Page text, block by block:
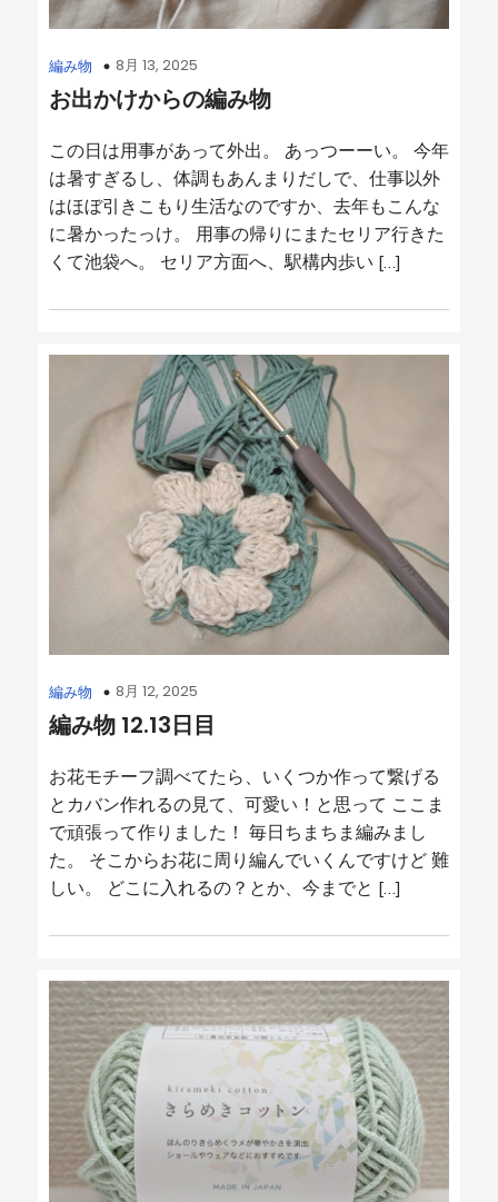
編み物 8月 13, 2025
お出かけからの編み物
この日は用事があって外出。 あっつーーい。 今年
は暑すぎるし、体調もあんまりだしで、仕事以外
はほぼ引きこもり生活なのですか、去年もこんな
に暑かったっけ。 用事の帰りにまたセリア行きた
くて池袋へ。 セリア方面へ、駅構内歩い […]
編み物 8月 12, 2025
編み物 12.13日目
お花モチーフ調べてたら、いくつか作って繋げる
とカバン作れるの見て、可愛い！と思って ここま
で頑張って作りました！ 毎日ちまちま編みまし
た。 そこからお花に周り編んでいくんですけど 難
しい。 どこに入れるの？とか、今までと […]